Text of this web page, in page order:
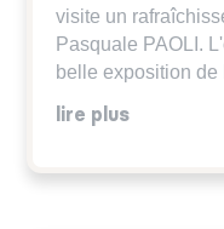
visite un
Pasquale PAOLI.
belle exposition de
lire plus